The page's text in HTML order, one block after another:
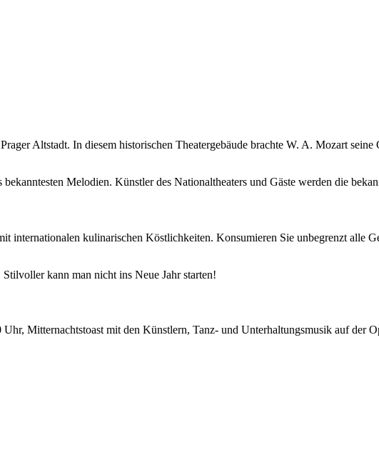
Altstadt. In diesem historischen Theatergebäude brachte W. A. Mozart
Melodien. Künstler des Nationaltheaters und Gäste werden die
kulinarischen Köstlichkeiten. Konsumieren Sie unbegrenzt
kann man nicht ins Neue Jahr starten!
Mitternachtstoast mit den Künstlern, Tanz- und Unterhaltungsmusik auf der